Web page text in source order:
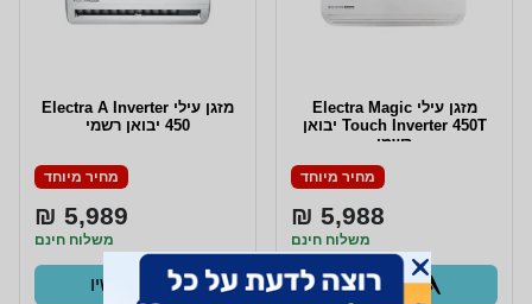
‏מזגן עילי Electra Magic
Touch Inverter 450T יבואן
רשמי
מחיר מיוחד
5,988 ₪
משלוח חינם
קנו עכשיו
מזגן עילי Electra A Inverter
450 יבואן רשמי
מחיר מיוחד
5,989 ₪
משלוח חינם
קנו עכשיו